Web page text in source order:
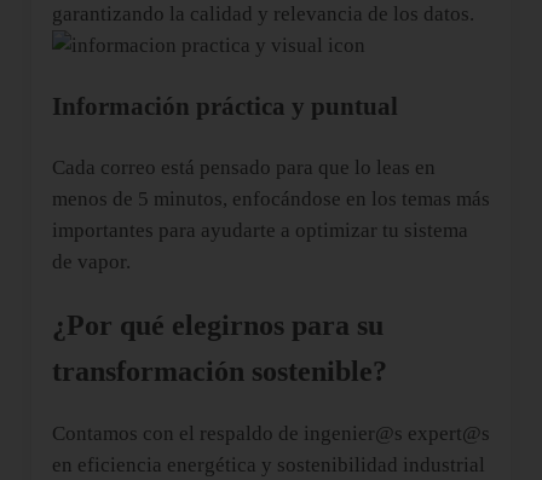
garantizando la calidad y relevancia de los datos.
Información práctica y puntual
Cada correo está pensado para que lo leas en
menos de 5 minutos, enfocándose en los temas más
importantes para ayudarte a optimizar tu sistema
de vapor.
¿Por qué elegirnos para su
transformación sostenible?
Contamos con el respaldo de ingenier@s expert@s
en eficiencia energética y sostenibilidad industrial